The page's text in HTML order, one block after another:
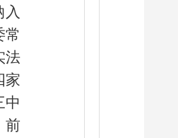
常
法
家
中
前